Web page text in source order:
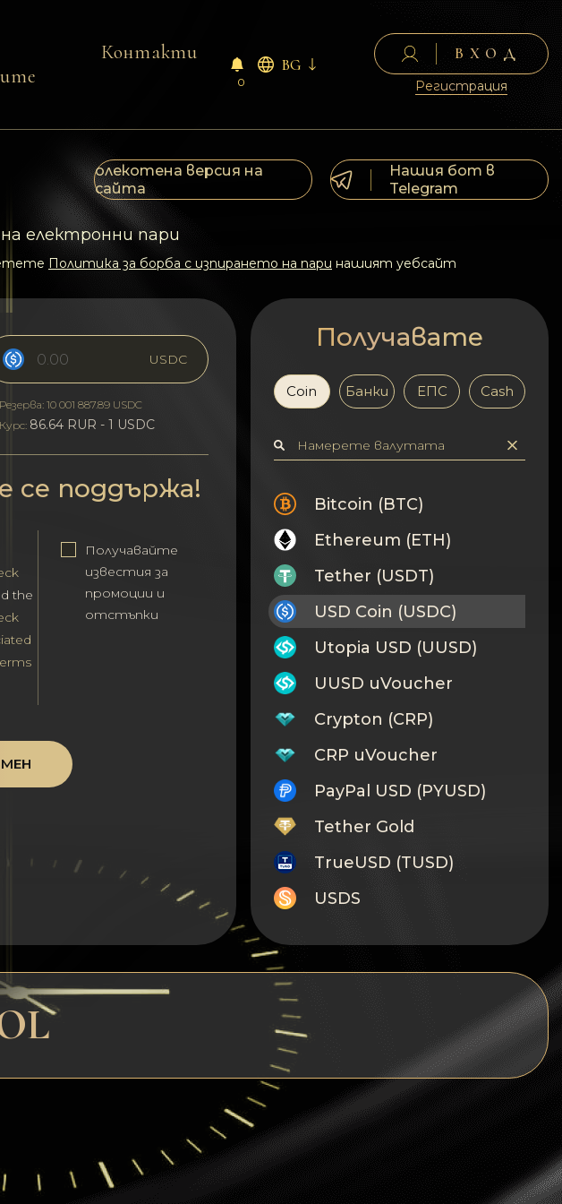
Контакти
0
BG
ВХОД
Регистрация
олекотена версия на
сайта
Нашия бот в
Telegram
електронни пари
Политика за борба с изпирането на пари нашият уебсайт
USDC
Резерва: 10 001 887.89 USDC
Курс: 86.64 RUR - 1 USDC
се поддържа!
the
Получавайте
известия за
промоции и
отстъпки
Получавате
Coin Банки ЕПС Cash
Bitcoin (BTC)
Ethereum (ETH)
Tether (USDT)
USD Coin (USDC)
Utopia USD (UUSD)
UUSD uVoucher
Crypton (CRP)
CRP uVoucher
PayPal USD (PYUSD)
Tether Gold
TrueUSD (TUSD)
USDS
Tron
Notcoin (NOT)
BNB BEP20
Stellar